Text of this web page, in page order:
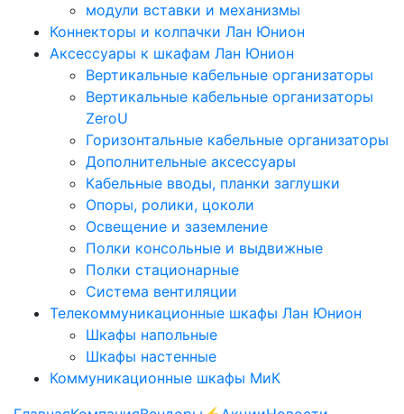
модули вставки и механизмы
Коннекторы и колпачки Лан Юнион
Аксессуары к шкафам Лан Юнион
Вертикальные кабельные организаторы
Вертикальные кабельные организаторы
ZeroU
Горизонтальные кабельные организаторы
Дополнительные аксессуары
Кабельные вводы, планки заглушки
Опоры, ролики, цоколи
Освещение и заземление
Полки консольные и выдвижные
Полки стационарные
Система вентиляции
Телекоммуникационные шкафы Лан Юнион
Шкафы напольные
Шкафы настенные
Коммуникационные шкафы МиК